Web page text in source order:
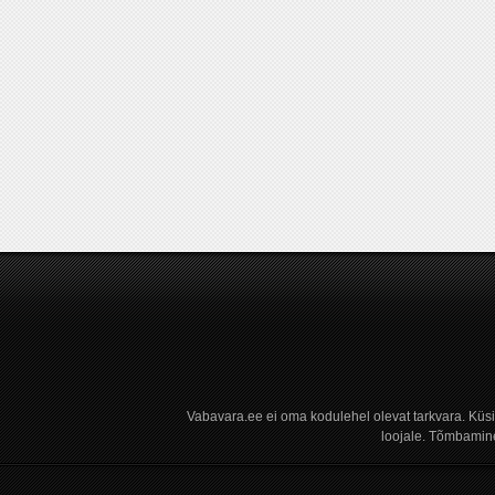
Vabavara.ee ei oma kodulehel olevat tarkvara.
loojale.